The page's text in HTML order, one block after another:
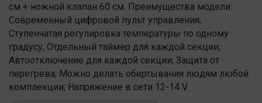
см + ножной клапан 60 см. Преимущества модели:
Современный цифровой пульт управления;
Ступенчатая регулировка температуры по одному
градусу; Отдельный таймер для каждой секции;
Автоотключение для каждой секции; Защита от
перегрева; Можно делать обертывания людям любой
комплекции; Напряжение в сети 12-14 V.